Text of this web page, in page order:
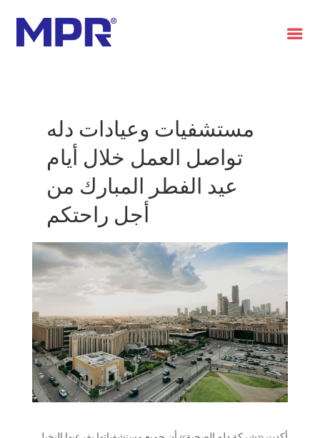
مستشفيات وعيادات دله
تواصل العمل خلال أيام
عيد الفطر المبارك من
أجل راحتكم